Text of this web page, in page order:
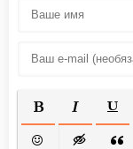
ПОЛУЖИРНЫЙ
КУРСИВ